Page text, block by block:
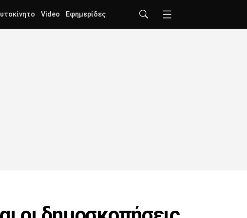
Video Εφημερίδες